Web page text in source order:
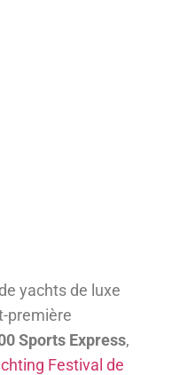
yachts de luxe
première
Sports Express,
Festival de